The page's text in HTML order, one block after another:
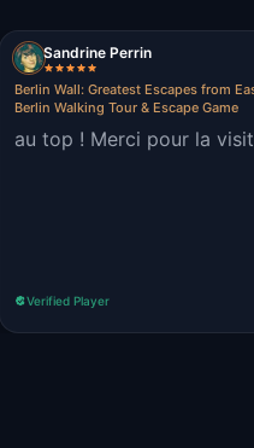
Sandrine Perrin
Berlin Wall: Greatest Escapes from
Berlin Walking Tour & Escape Game
au top ! Merci pour la
Verified Player